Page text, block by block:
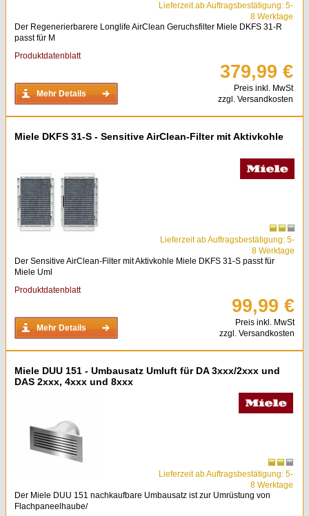
Lieferzeit ab Auftragsbestätigung: 5-
8 Werktage
Der Regenerierbarere Longlife AirClean Geruchsfilter Miele DKFS 31-R
passt für M
Produktdatenblatt
Mehr Details
379,99 €
Preis inkl. MwSt
zzgl. Versandkosten
Miele DKFS 31-S - Sensitive AirClean-Filter mit Aktivkohle
Lieferzeit ab Auftragsbestätigung: 5-
8 Werktage
Der Sensitive AirClean-Filter mit Aktivkohle Miele DKFS 31-S passt für
Miele Uml
Produktdatenblatt
Mehr Details
99,99 €
Preis inkl. MwSt
zzgl. Versandkosten
Miele DUU 151 - Umbausatz Umluft für DA 3xxx/2xxx und
DAS 2xxx, 4xxx und 8xxx
Lieferzeit ab Auftragsbestätigung: 5-
8 Werktage
Der Miele DUU 151 nachkaufbare Umbausatz ist zur Umrüstung von
Flachpaneelhaube/